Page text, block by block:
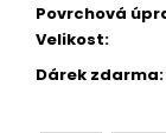
Povrchová
Velikost:
Dárek zdarma: